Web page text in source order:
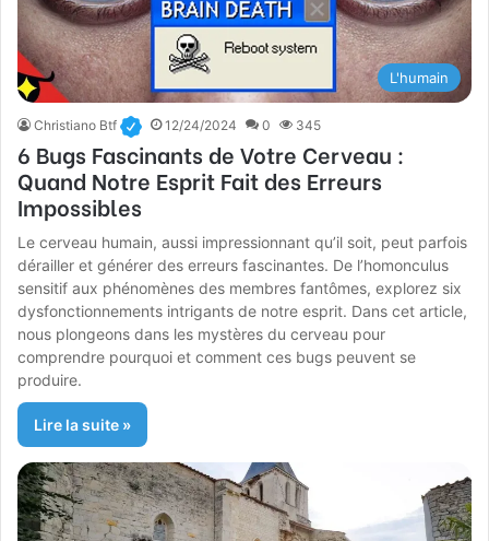
L'humain
Christiano Btf 12/24/2024 0 345
6 Bugs Fascinants de Votre Cerveau :
Quand Notre Esprit Fait des Erreurs
Impossibles
Le cerveau humain, aussi impressionnant qu’il soit, peut parfois
dérailler et générer des erreurs fascinantes. De l’homonculus
sensitif aux phénomènes des membres fantômes, explorez six
dysfonctionnements intrigants de notre esprit. Dans cet article,
nous plongeons dans les mystères du cerveau pour
comprendre pourquoi et comment ces bugs peuvent se
produire.
Lire la suite »